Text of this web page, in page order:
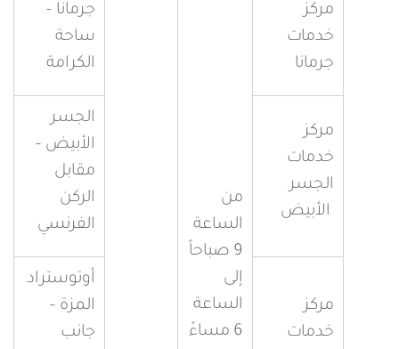
من
الساعة
9 صباحاً
إلى
الساعة
6 مساءً
مركز
خدمات
جرمانا
جرمانا –
ساحة
الكرامة
مركز
خدمات
الجسر
الأبيض
الجسر
الأبيض –
مقابل
الركن
الفرنسي
مركز
خدمات
أوتوستراد
المزة –
جانب